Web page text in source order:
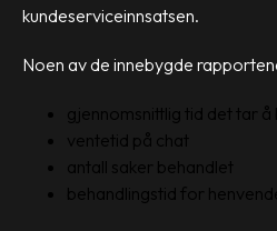
kundeserviceinnsatsen.
Noen av de innebygde
gjennomsnittlig tid det tar å
ventetid på chat
antall saker behandlet
behandlingstid for